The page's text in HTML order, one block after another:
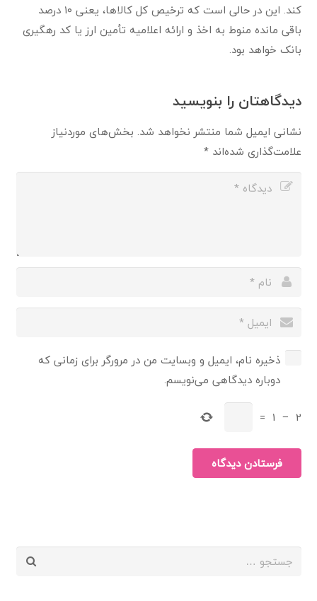
کند. این در حالی است که ترخیص کل کالاها، یعنی ۱۰ درصد
باقی مانده منوط به اخذ و ارائه اعلامیه تأمین ارز یا کد رهگیری
بانک خواهد بود.
دیدگاهتان را بنویسید
نشانی ایمیل شما منتشر نخواهد شد. بخش‌های موردنیاز
علامت‌گذاری شده‌اند*
ذخیره نام، ایمیل و وبسایت من در مرورگر برای زمانی که
دوباره دیدگاهی می‌نویسم.
2
−
1
=
فرستادن دیدگاه
جستجو